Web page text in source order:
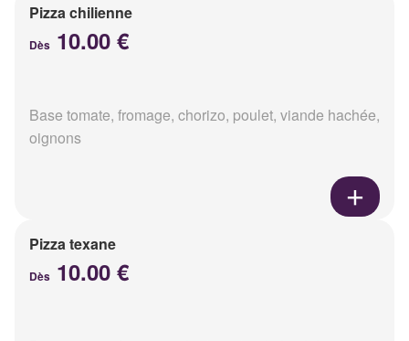
Pizza chilienne
Dès 10.00 €
Base tomate, fromage, chorizo, poulet, viande hachée,
oignons
Pizza texane
Dès 10.00 €